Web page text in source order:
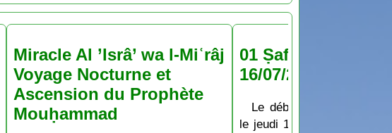
Miracle Al ’Isrâ’ wa l-Miʿrâj
Voyage Nocturne et
Ascension du Prophète
Mouḥammad
01 Ṣafar 1448 :
16/07/2026
Le début du mois de
le jeudi 16 Juillet 2026